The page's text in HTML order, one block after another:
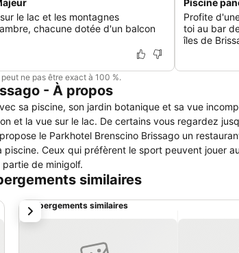
le lac et les montagnes
chacune dotée d'un balcon
Piscine
Profite
toi au bar
îles de
peut ne pas être exact à 100 %.
- À propos
sa piscine, son jardin botanique et sa vue
et la vue sur le lac. De certains vous regardez
le Parkhotel Brenscino Brissago un
Ceux qui préfèrent le sport peuvent jouer
de minigolf.
similaires
Hébergements similaires
suivant